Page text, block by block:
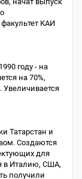
КАИ
году - на
на 70%,
Увеличивается
Татарстан и
Создаются
для
в Италию, США,
получили